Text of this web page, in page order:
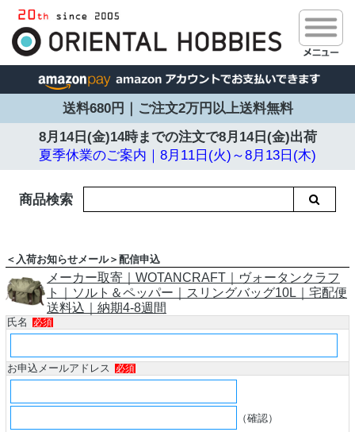
送料680円｜ご注文2万円以上送料無料
8月14日(金)14時までの注文で8月14日(金)出荷
夏季休業のご案内｜8月11日(火)～8月13日(木)
商品検索
＜入荷お知らせメール＞配信申込
メーカー取寄｜WOTANCRAFT｜ヴォータンクラフ
ト｜ソルト＆ペッパー｜スリングバッグ10L｜宅配便
送料込｜納期4-8週間
氏名 必須
お申込メールアドレス 必須
（確認）